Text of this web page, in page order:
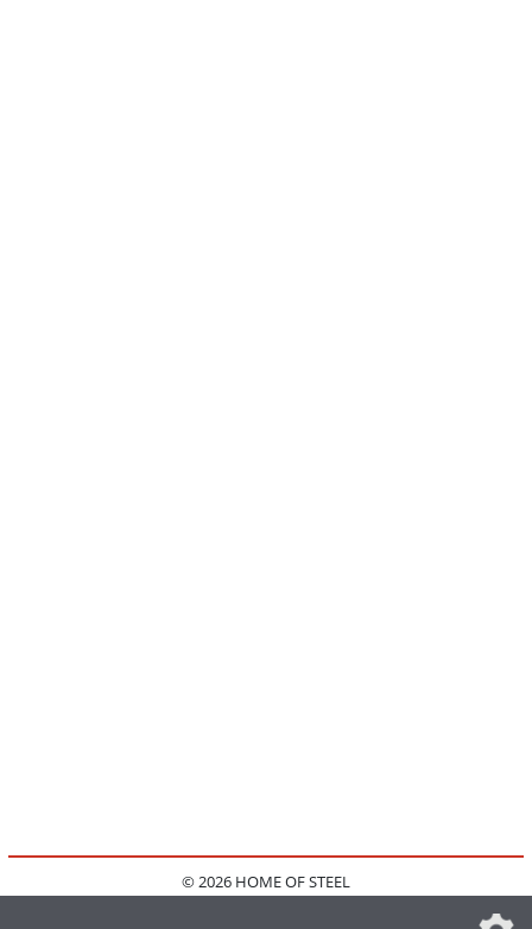
© 2026 HOME OF STEEL
IMPRESSUM